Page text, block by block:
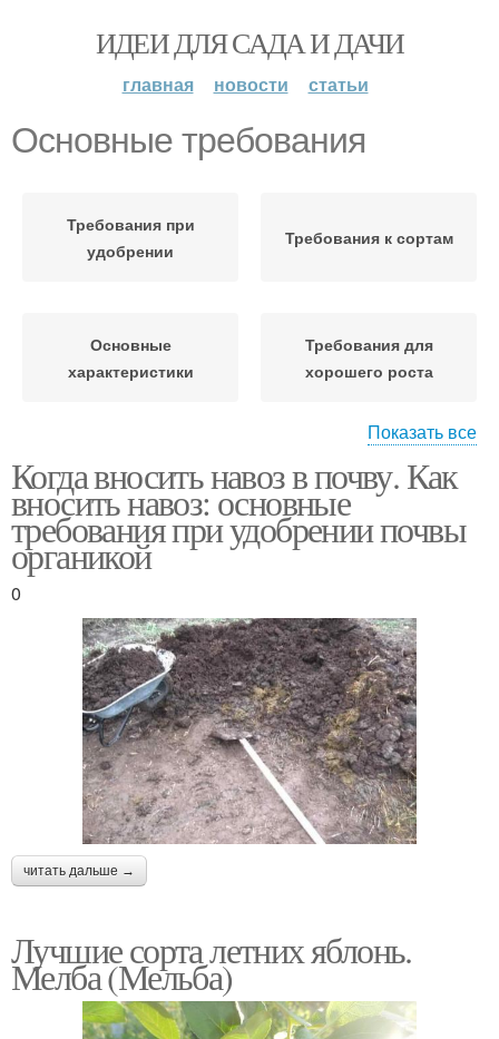
ИДЕИ ДЛЯ САДА И ДАЧИ
главная новости статьи
Основные требования
Требования при
удобрении
Требования к сортам
Основные
характеристики
Требования для
хорошего роста
цветочной емкости
Показать все
Когда вносить навоз в почву. Как
вносить навоз: основные
требования при удобрении почвы
органикой
0
читать дальше →
Лучшие сорта летних яблонь.
Мелба (Мельба)